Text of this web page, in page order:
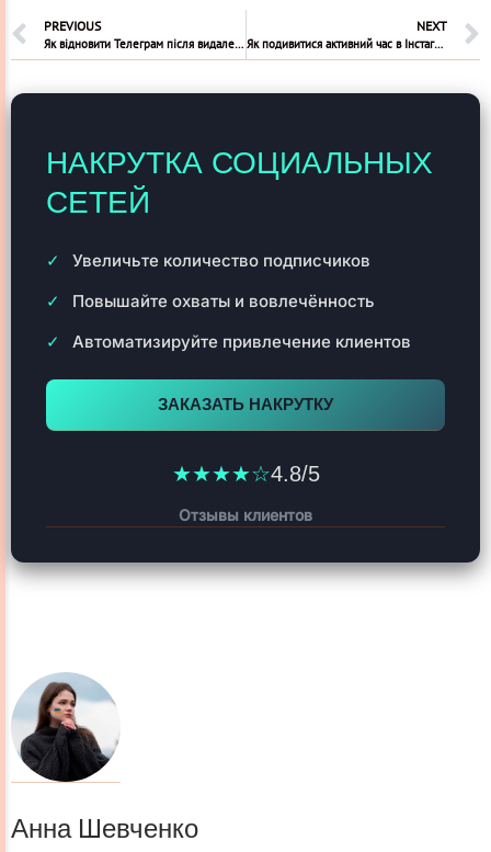
PREVIOUS
Як відновити Телеграм після видалення
NEXT
Як подивитися активний час в Інстаграм
НАКРУТКА СОЦИАЛЬНЫХ
СЕТЕЙ
Увеличьте количество подписчиков
Повышайте охваты и вовлечённость
Автоматизируйте привлечение клиентов
ЗАКАЗАТЬ НАКРУТКУ
★★★★☆4.8/5
Отзывы клиентов
Анна Шевченко